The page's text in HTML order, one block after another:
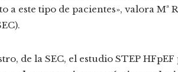
este tipo de pacientes», valora Mª
de la SEC, el estudio STEP